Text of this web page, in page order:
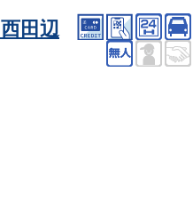
田辺